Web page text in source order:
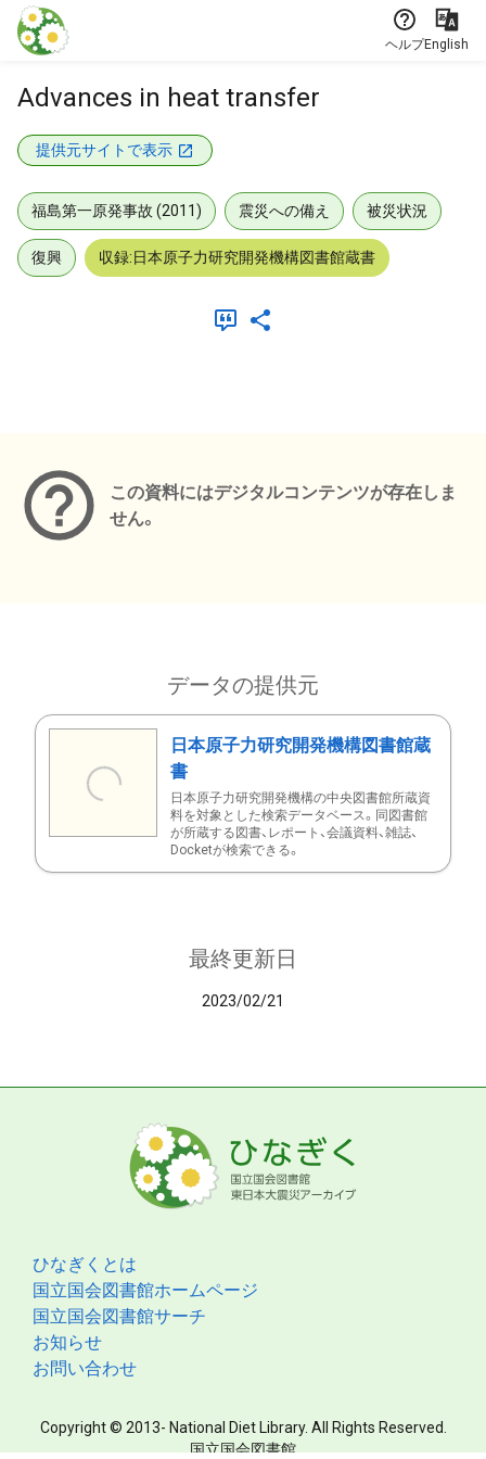
本文に飛ぶ
ヘルプEnglish
Advances in heat transfer
提供元サイトで表示
福島第一原発事故 (2011) 震災への備え 被災状況
復興 収録:日本原子力研究開発機構図書館蔵書
この資料にはデジタルコンテンツが存在しま
せん。
データの提供元
日本原子力研究開発機構図書館蔵
書
日本原子力研究開発機構の中央図書館所蔵資
料を対象とした検索データベース。同図書館
が所蔵する図書、レポート、会議資料、雑誌、
Docketが検索できる。
最終更新日
2023/02/21
ひなぎくとは
国立国会図書館ホームページ
国立国会図書館サーチ
お知らせ
お問い合わせ
Copyright © 2013- National Diet Library. All Rights Reserved.